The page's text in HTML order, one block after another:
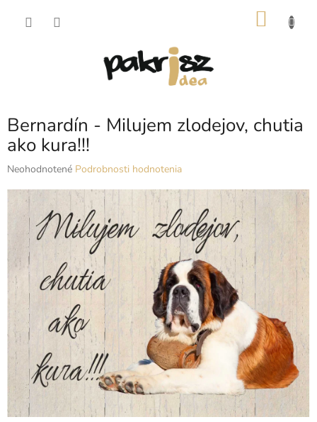
Bernardín - Milujem zlodejov, chutia
ako kura!!!
Priemerné
produktu
hviezdičiek.
Neohodnotené Podrobnosti hodnotenia